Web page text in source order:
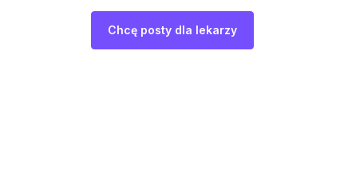
Chcę posty dla lekarzy